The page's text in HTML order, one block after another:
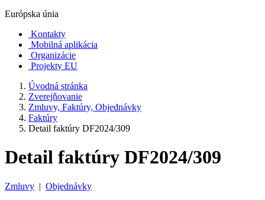
Európska únia
Kontakty
Mobilná aplikácia
Organizácie
Projekty EU
Úvodná stránka
Zverejňovanie
Zmluvy, Faktúry, Objednávky
Faktúry
Detail faktúry DF2024/309
Detail faktúry DF2024/309
Zmluvy | Objednávky